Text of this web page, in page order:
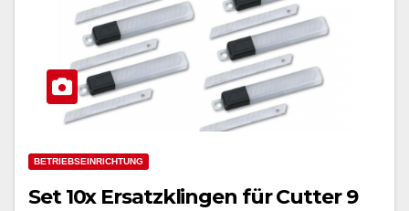
BETRIEBSEINRICHTUNG
Set 10x Ersatzklingen für Cutter 9